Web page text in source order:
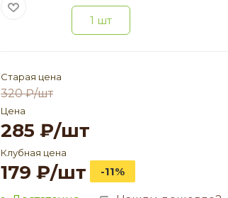
1 шт
Старая цена
320₽/шт
Цена
285 ₽/шт
Клубная цена
179 ₽/шт -11%